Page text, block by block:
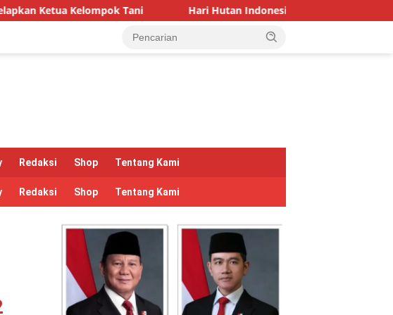
Tani Hari Hutan Indonesia 2026: Pulihkan Hutan, Pulihkan
Redaksi Shop Tentang Kami
Redaksi Shop Tentang Kami